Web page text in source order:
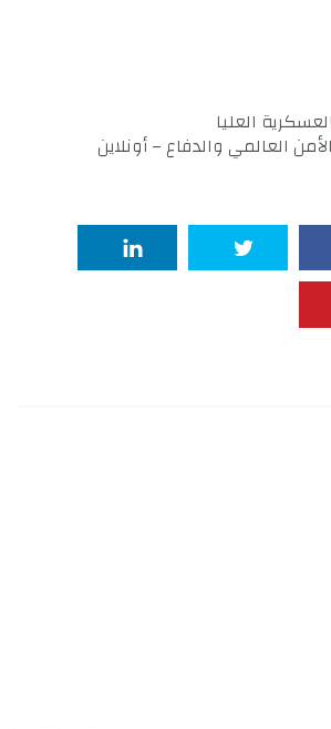
العليا
العالمي والدفاع – أونلاين